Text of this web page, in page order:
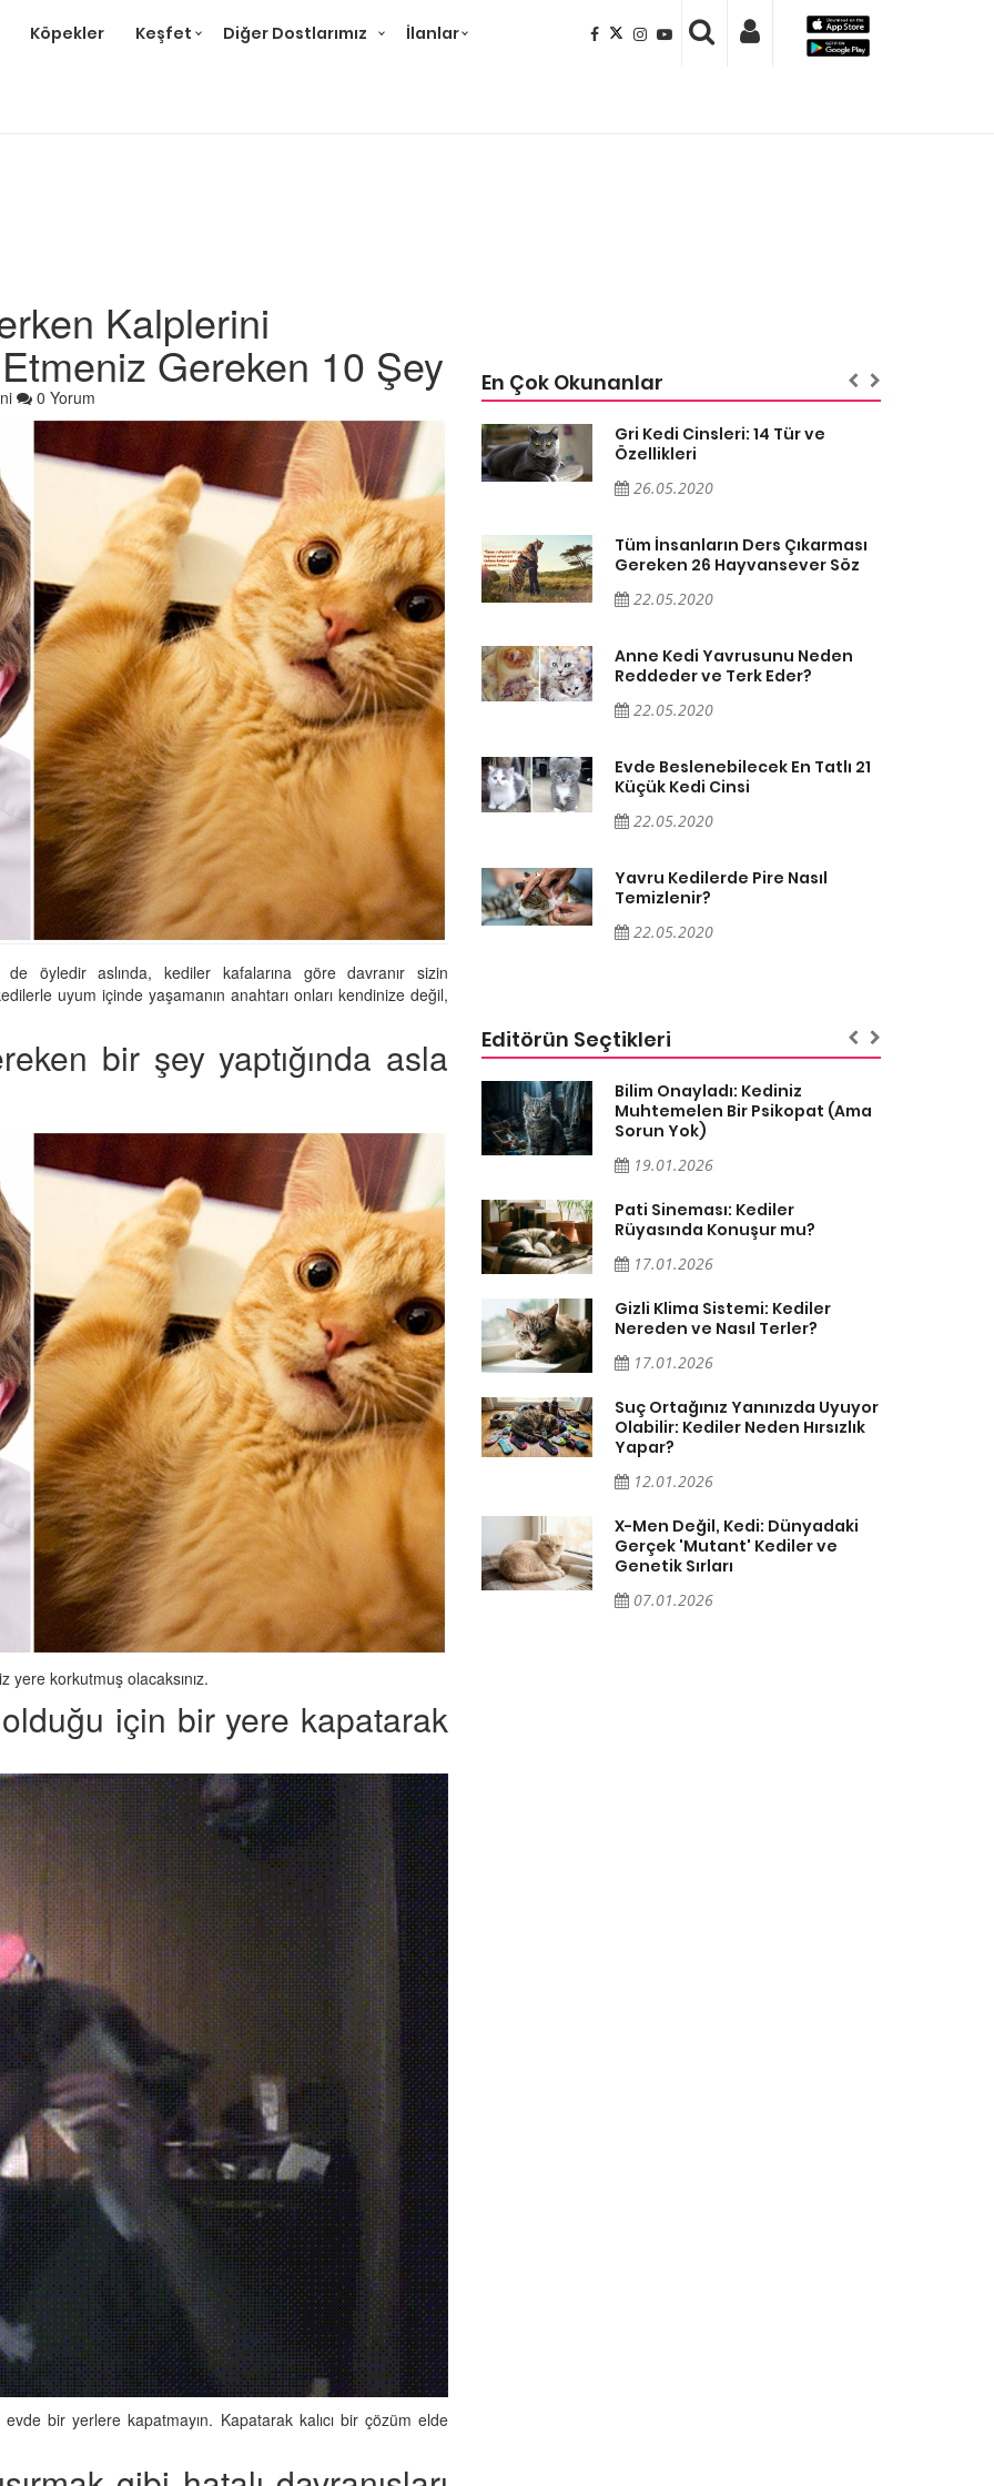
Köpekler Keşfet Diğer Dostlarımız İlanlar
Kalplerini
Gereken 10 Şey
0 Yorum
de öyledir aslında, kediler kafalarına göre davranır sizin
uyum içinde yaşamanın anahtarı onları kendinize değil,
bir şey yaptığında asla
yere korkutmuş olacaksınız.
için bir yere kapatarak
bir yerlere kapatmayın. Kapatarak kalıcı bir çözüm elde
En Çok Okunanlar
Söz
Tatlı 21
Gri Kedi Cinsleri: 14 Tür ve
Özellikleri
26.05.2020
Tüm İnsanların Ders Çıkarması
Gereken 26 Hayvansever Söz
22.05.2020
Anne Kedi Yavrusunu Neden
Reddeder ve Terk Eder?
22.05.2020
Evde Beslenebilecek En Tatlı 21
Küçük Kedi Cinsi
22.05.2020
Yavru Kedilerde Pire Nasıl
Temizlenir?
22.05.2020
Gri Kedi Cinsleri: 14 Tür ve
Özellikleri
26.05.2020
Tüm İnsanların Ders Çıkarması
Gereken 26 Hayvansever Söz
22.05.2020
Anne Kedi Yavrusunu Neden
Reddeder ve Terk Eder?
22.05.2020
Evde Beslenebilecek En Tatlı 21
Küçük Kedi Cinsi
22.05.2020
Yavru Kedilerde Pire Nasıl
Temizlenir?
22.05.2020
Editörün Seçtikleri
mı,
ve
Ayrılık
Bir
25.09.2025
Kediler Neden Dört Ayak
Üzerine Düşer? Evrimsel
Adaptasyon
22.09.2025
Kedilerin Bıyıkları Neden Bu
Kadar Önemli? Evrimsel İşlevleri
22.09.2025
Kışın Tekir Kedi Bakımı: Soğuk
Havada Kediniz İçin 13 Önemli
İpucu
19.09.2025
Özel Bir Bağ: Tekir Kedilerle
Kurulan Derin Dostlukların
Psikolojisi
15.09.2025
Bilim Onayladı: Kediniz
Muhtemelen Bir Psikopat (Ama
Sorun Yok)
19.01.2026
Pati Sineması: Kediler
Rüyasında Konuşur mu?
17.01.2026
Gizli Klima Sistemi: Kediler
Nereden ve Nasıl Terler?
17.01.2026
Suç Ortağınız Yanınızda Uyuyor
Olabilir: Kediler Neden Hırsızlık
Yapar?
12.01.2026
X-Men Değil, Kedi: Dünyadaki
Gerçek 'Mutant' Kediler ve
Genetik Sırları
07.01.2026